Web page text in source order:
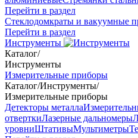
Перейти в раздел
Стеклодомкраты и вакуумные
Перейти в раздел
Инструменты
Каталог/
Инструменты
Измерительные приборы
Каталог/Инструменты/
Измерительные приборы
Детекторы металла
отверткиЛазерные дальномеры
уровниШтативыМультиметры